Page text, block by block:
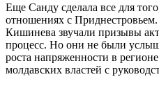
Еще Санду сделала все для
отношениях с
Кишинева звучали призывы
процесс. Но они не были
роста напряженности в
молдавских властей с